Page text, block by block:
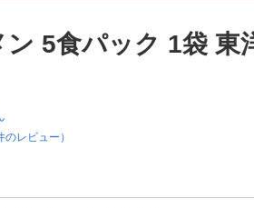
ン 5食パック 1袋 東
レビュー）